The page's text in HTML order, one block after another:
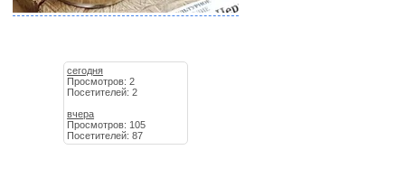
сегодня
Просмотров: 2
Посетителей: 2
вчера
Просмотров: 105
Посетителей: 87